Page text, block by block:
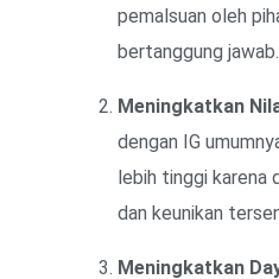
pemalsuan oleh
bertanggung jawab.
Meningkatkan
dengan IG
lebih tinggi karena
dan keunikan
Meningkatkan